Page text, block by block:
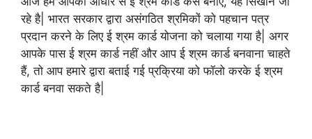
रहे है| भारत सरकार द्वारा असंगठित श्रमिकों को पहचान पत्र
प्रदान करने के लिए ई श्रम कार्ड योजना को चलाया गया है| अगर
आपके पास ई श्रम कार्ड नहीं और आप ई श्रम कार्ड बनवाना चाहते
हैं, तो आप हमारे द्वारा बताई गई प्रक्रिया को फॉलो करके ई श्रम
कार्ड बनवा सकते है|